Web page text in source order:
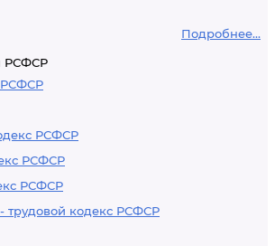
Подробнее...
РСФСР
РСФСР
РСФСР
РСФСР
РСФСР
трудовой кодекс РСФСР